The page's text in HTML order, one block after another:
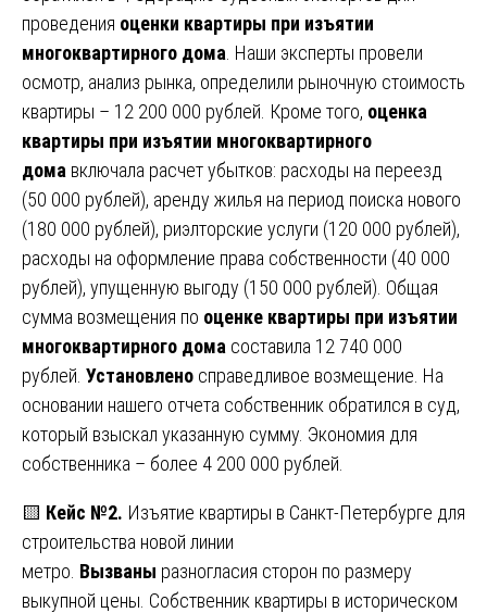
проведения оценки квартиры при изъятии
многоквартирного дома . Наши эксперты провели
осмотр, анализ рынка, определили рыночную стоимость
квартиры – 12 200 000 рублей. Кроме того, оценка
квартиры при изъятии многоквартирного
дома включала расчет убытков: расходы на переезд
(50 000 рублей), аренду жилья на период поиска нового
(180 000 рублей), риэлторские услуги (120 000 рублей),
расходы на оформление права собственности (40 000
рублей), упущенную выгоду (150 000 рублей). Общая
сумма возмещения по оценке квартиры при изъятии
многоквартирного дома составила 12 740 000
рублей. Установлено справедливое возмещение. На
основании нашего отчета собственник обратился в суд,
который взыскал указанную сумму. Экономия для
собственника – более 4 200 000 рублей.
🟨 Кейс №2. Изъятие квартиры в Санкт-Петербурге для
строительства новой линии
метро. Вызваны разногласия сторон по размеру
выкупной цены. Собственник квартиры в историческом